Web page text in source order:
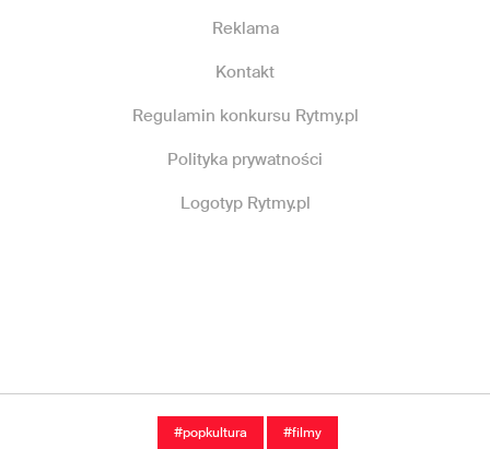
#popkultura #filmy
Reklama
Kontakt
Regulamin konkursu Rytmy.pl
Polityka prywatności
Logotyp Rytmy.pl